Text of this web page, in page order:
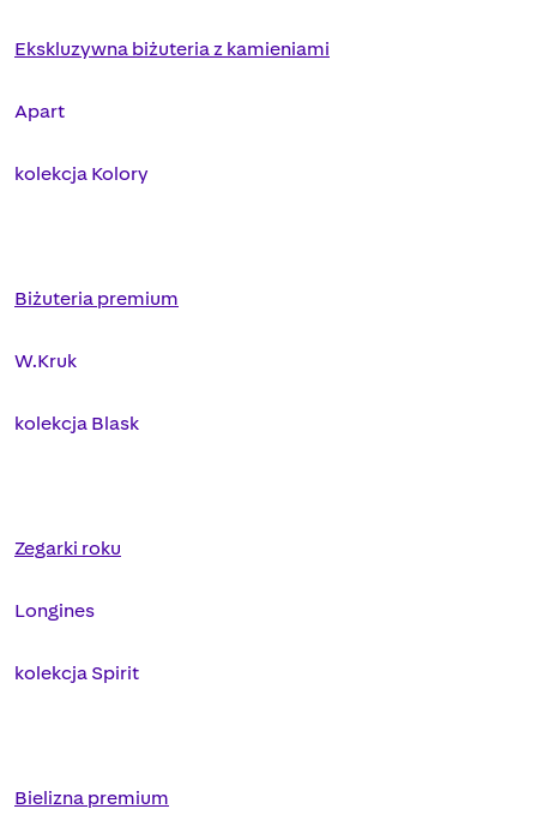
Ekskluzywna biżuteria z kamieniami
Apart
kolekcja Kolory
Biżuteria premium
W.Kruk
kolekcja Blask
Zegarki roku
Longines
kolekcja Spirit
Bielizna premium